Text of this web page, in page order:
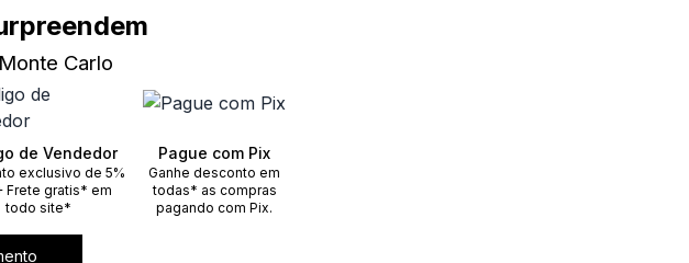
Carlo
de Vendedor
exclusivo de 5%
Frete gratis* em
todo site*
Pague com Pix
Ganhe desconto em
todas* as compras
pagando com Pix.